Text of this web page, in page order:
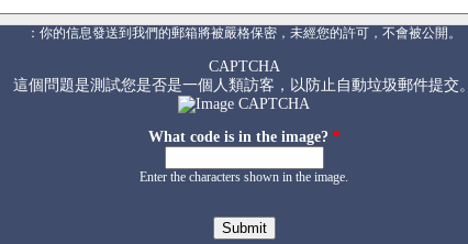
：你的信息發送到我們的郵箱將被嚴格保密，未經您的許可，不會被公開。
CAPTCHA
這個問題是測試您是否是一個人類訪客，以防止自動垃圾郵件提交。
What code is in the image? *
Enter the characters shown in the image.